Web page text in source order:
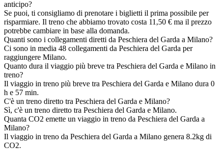
anticipo?
Se puoi, ti consigliamo di prenotare i biglietti il prima possibile per
risparmiare. Il treno che abbiamo trovato costa 11,50 € ma il prezzo
potrebbe cambiare in base alla domanda.
Quanti sono i collegamenti diretti da Peschiera del Garda a Milano?
Ci sono in media 48 collegamenti da Peschiera del Garda per
raggiungere Milano.
Quanto dura il viaggio più breve tra Peschiera del Garda e Milano in
treno?
Il viaggio in treno più breve tra Peschiera del Garda e Milano dura 0
h e 57 min.
C'è un treno diretto tra Peschiera del Garda e Milano?
Sì, c'è un treno diretto tra Peschiera del Garda e Milano.
Quanta CO2 emette un viaggio in treno da Peschiera del Garda a
Milano?
Il viaggio in treno da Peschiera del Garda a Milano genera 8.2kg di
CO2.